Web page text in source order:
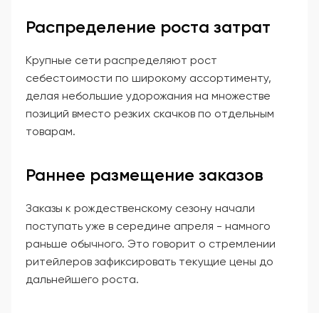
Распределение роста затрат
Крупные сети распределяют рост
себестоимости по широкому ассортименту,
делая небольшие удорожания на множестве
позиций вместо резких скачков по отдельным
товарам.
Раннее размещение заказов
Заказы к рождественскому сезону начали
поступать уже в середине апреля - намного
раньше обычного. Это говорит о стремлении
ритейлеров зафиксировать текущие цены до
дальнейшего роста.